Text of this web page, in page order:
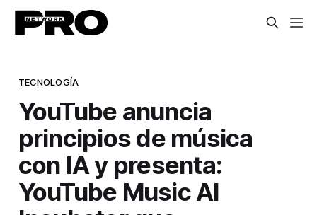
TECNOLOGÍA
YouTube anuncia
principios de música
con IA y presenta:
YouTube Music AI